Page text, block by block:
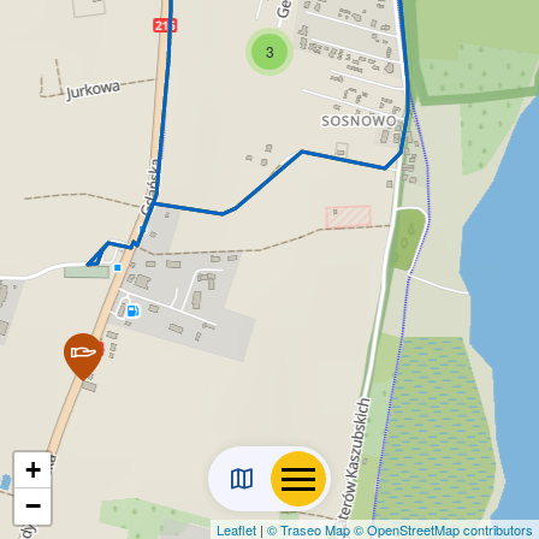
3
+
−
Leaflet | © Traseo Map© OpenStreetMap contributors